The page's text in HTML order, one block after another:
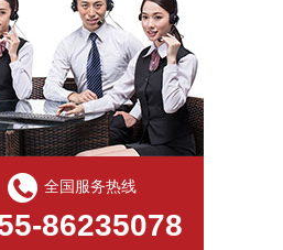
全国服务热线
86235078